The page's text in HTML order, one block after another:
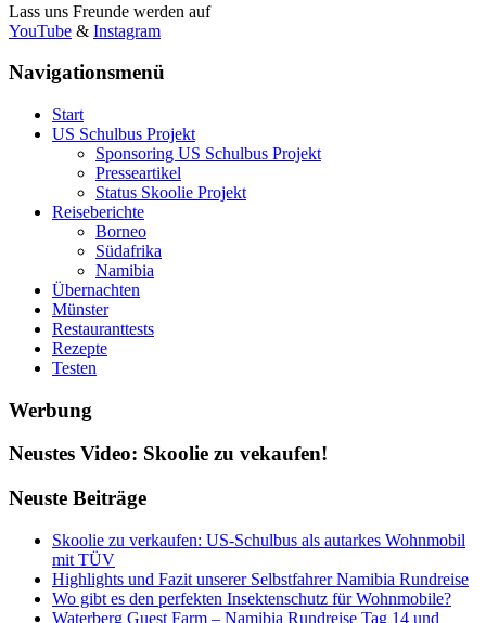
Lass uns Freunde werden auf
YouTube & Instagram
Navigationsmenü
Start
US Schulbus Projekt
Sponsoring US Schulbus Projekt
Presseartikel
Status Skoolie Projekt
Reiseberichte
Borneo
Südafrika
Namibia
Übernachten
Münster
Restauranttests
Rezepte
Testen
Werbung
Neustes Video: Skoolie zu vekaufen!
Neuste Beiträge
Skoolie zu verkaufen: US-Schulbus als autarkes Wohnmobil
mit TÜV
Highlights und Fazit unserer Selbstfahrer Namibia Rundreise
Wo gibt es den perfekten Insektenschutz für Wohnmobile?
Waterberg Guest Farm – Namibia Rundreise Tag 14 und